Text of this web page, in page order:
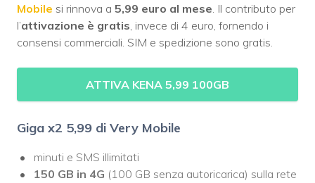
Mobile si rinnova a 5,99 euro al mese. Il contributo per
l’attivazione è gratis, invece di 4 euro, fornendo i
consensi commerciali. SIM e spedizione sono gratis.
ATTIVA KENA 5,99 100GB
Giga x2 5,99 di Very Mobile
minuti e SMS illimitati
150 GB in 4G (100 GB senza autoricarica) sulla rete